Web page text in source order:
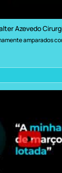
Azevedo
amparados